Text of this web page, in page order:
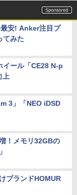
安! Anker注目プ
てみた
イール「CE28 N-p
上
3」「NEO iDSD
！メモリ32GBの
ブランドHOMUR